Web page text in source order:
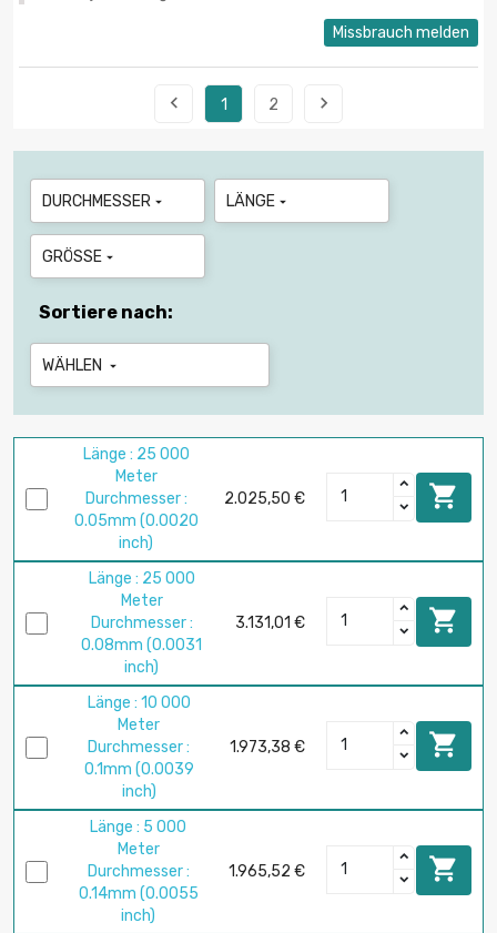
Missbrauch melden
 1 2 
DURCHMESSER  LÄNGE 
GRÖSSE 
Sortiere nach:
WÄHLEN 
Länge : 25 000
Meter
Durchmesser :
0.05mm (0.0020
inch)
2.025,50 € 
Länge : 25 000
Meter
Durchmesser :
0.08mm (0.0031
inch)
3.131,01 € 
Länge : 10 000
Meter
Durchmesser :
0.1mm (0.0039
inch)
1.973,38 € 
Länge : 5 000
Meter
Durchmesser :
0.14mm (0.0055
inch)
1.965,52 € 